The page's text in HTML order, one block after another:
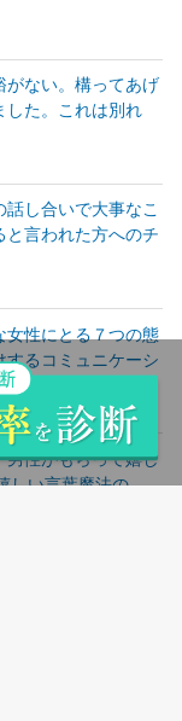
がない。構ってあげ
した。これは別れ
話し合いで大事なこ
と言われた方へのチ
女性にとる７つの態
するコミュニケーシ
男性がもらって嬉し
しい言葉魔法の